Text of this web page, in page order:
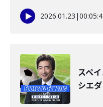
2026.01.23 |
スペ
シエ